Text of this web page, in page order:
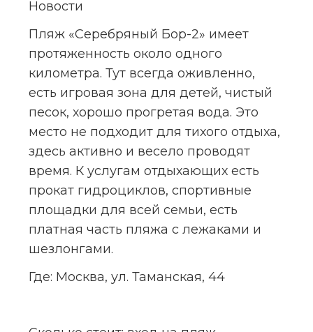
Новости
Пляж «Серебряный Бор-2» имеет
протяженность около одного
километра. Тут всегда оживленно,
есть игровая зона для детей, чистый
песок, хорошо прогретая вода. Это
место не подходит для тихого отдыха,
здесь активно и весело проводят
время. К услугам отдыхающих есть
прокат гидроциклов, спортивные
площадки для всей семьи, есть
платная часть пляжа с лежаками и
шезлонгами.
Где: Москва, ул. Таманская, 44